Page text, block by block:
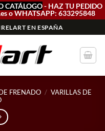
CATÁLOGO- HAZ TU PEDIDO
o WHATSAPP: 633295848
EN ESPAÑA
FRENADO / VARILLAS DE